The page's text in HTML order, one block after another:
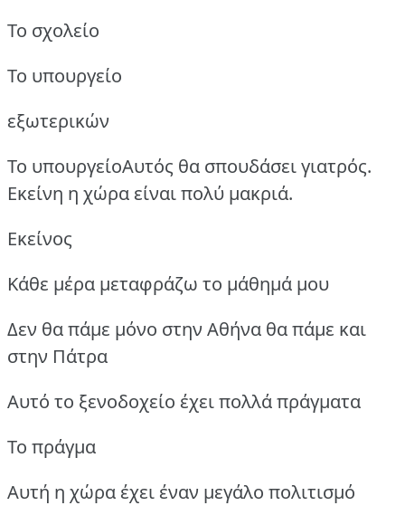
Το σχολείο
Το υπουργείο
εξωτερικών
Το υπουργείοΑυτός θα σπουδάσει γιατρός.
Εκείνη η χώρα είναι πολύ μακριά.
Εκείνος
Κάθε μέρα μεταφράζω το μάθημά μου
Δεν θα πάμε μόνο στην Αθήνα θα πάμε και
στην Πάτρα
Αυτό το ξενοδοχείο έχει πολλά πράγματα
Το πράγμα
Αυτή η χώρα έχει έναν μεγάλο πολιτισμό